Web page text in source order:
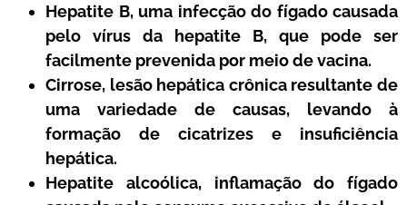
Hepatite B, uma infecção do fígado causada
pelo vírus da hepatite B, que pode ser
facilmente prevenida por meio de vacina.
Cirrose, lesão hepática crônica resultante de
uma variedade de causas, levando à
formação de cicatrizes e insuficiência
hepática.
Hepatite alcoólica, inflamação do fígado